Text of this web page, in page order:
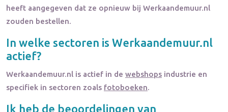
heeft aangegeven dat ze opnieuw bij Werkaandemuur.nl
zouden bestellen.
In welke sectoren is Werkaandemuur.nl
actief?
Werkaandemuur.nl is actief in de webshops industrie en
specifiek in sectoren zoals fotoboeken.
Ik heb de beoordelingen van